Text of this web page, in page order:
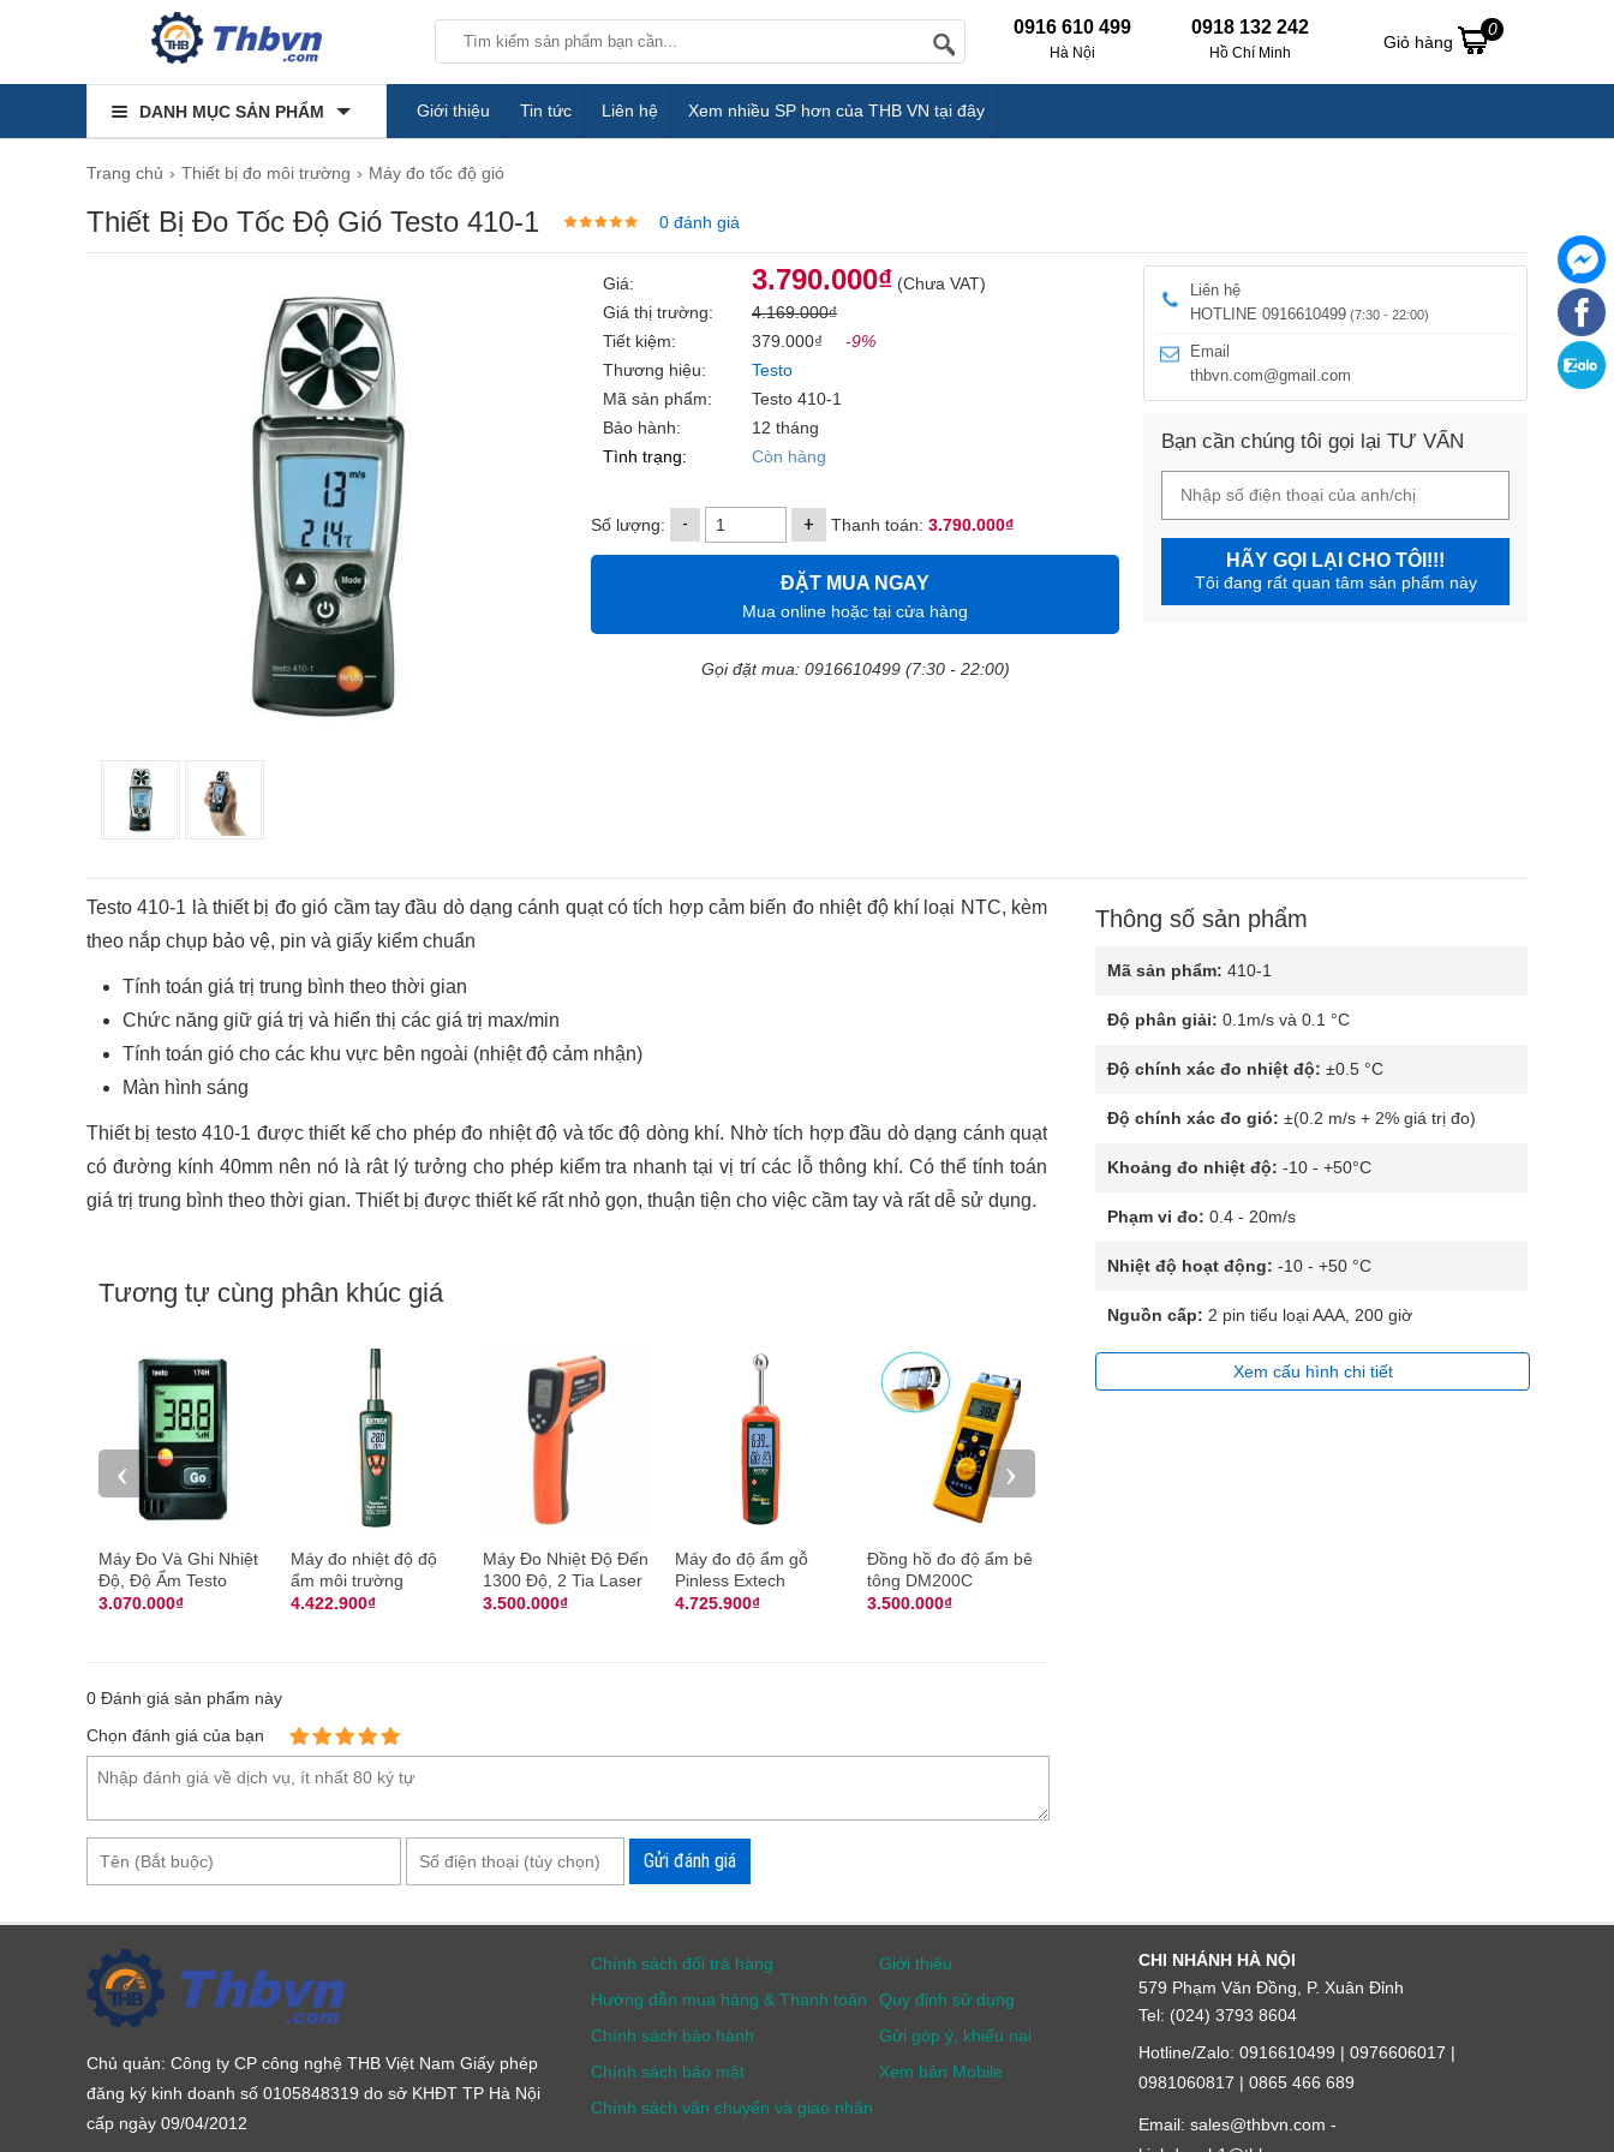
0916 610 499
Hà Nội
0918 132 242
Hồ Chí Minh
Giỏ hàng
0
DANH MỤC SẢN PHẨM Giới thiệu Tin tức Liên hệ Xem nhiều SP hơn của THB VN tại đây
Trang chủ Thiết bị đo môi trường Máy đo tốc độ gió
Thiết Bị Đo Tốc Độ Gió Testo 410-1 0 đánh giá
Giá: 3.790.000₫ (Chưa VAT)
Giá thị trường:
4.169.000₫
Tiết kiệm:
379.000₫
-9%
Thương hiệu:
Testo
Mã sản phẩm:
Testo 410-1
Bảo hành:
12 tháng
Tình trạng:
Còn hàng
Số lượng: - + Thanh toán: 3.790.000₫
ĐẶT MUA NGAY
Mua online hoặc tại cửa hàng
Gọi đặt mua: 0916610499 (7:30 - 22:00)
Liên hệ
HOTLINE 0916610499 (7:30 - 22:00)
Email
thbvn.com@gmail.com
Bạn cần chúng tôi gọi lại TƯ VẤN
HÃY GỌI LẠI CHO TÔI!!!
Tôi đang rất quan tâm sản phẩm này
Testo 410-1 là thiết bị đo gió cầm tay đầu dò dạng cánh quạt có tích hợp cảm biến đo nhiệt độ khí loại NTC, kèm
theo nắp chụp bảo vệ, pin và giấy kiểm chuẩn
Tính toán giá trị trung bình theo thời gian
Chức năng giữ giá trị và hiển thị các giá trị max/min
Tính toán gió cho các khu vực bên ngoài (nhiệt độ cảm nhận)
Màn hình sáng
Thiết bị testo 410-1 được thiết kế cho phép đo nhiệt độ và tốc độ dòng khí. Nhờ tích hợp đầu dò dạng cánh quạt
có đường kính 40mm nên nó là rât lý tưởng cho phép kiểm tra nhanh tại vị trí các lỗ thông khí. Có thể tính toán
giá trị trung bình theo thời gian. Thiết bị được thiết kế rất nhỏ gọn, thuận tiện cho việc cầm tay và rất dễ sử dụng.
Tương tự cùng phân khúc giá
Máy Đo Và Ghi Nhiệt
Độ, Độ Ẩm Testo
174H
3.070.000₫
Máy đo nhiệt độ độ
ẩm môi trường
Extech RH390
4.422.900₫
Máy Đo Nhiệt Độ Đến
1300 Độ, 2 Tia Laser
DT8013H
3.500.000₫
Máy đo độ ẩm gỗ
Pinless Extech
MO257
4.725.900₫
Đồng hồ đo độ ẩm bê
tông DM200C
3.500.000₫
‹ ›
0 Đánh giá sản phẩm này
Chọn đánh giá của bạn
Gửi đánh giá
Thông số sản phẩm
Mã sản phẩm: 410-1
Độ phân giải: 0.1m/s và 0.1 °C
Độ chính xác đo nhiệt độ: ±0.5 °C
Độ chính xác đo gió: ±(0.2 m/s + 2% giá trị đo)
Khoảng đo nhiệt độ: -10 - +50°C
Phạm vi đo: 0.4 - 20m/s
Nhiệt độ hoạt động: -10 - +50 °C
Nguồn cấp: 2 pin tiểu loại AAA, 200 giờ
Xem cấu hình chi tiết
Chủ quản: Công ty CP công nghệ THB Việt Nam Giấy phép
đăng ký kinh doanh số 0105848319 do sở KHĐT TP Hà Nội
cấp ngày 09/04/2012
Chính sách đổi trả hàng
Hướng dẫn mua hàng & Thanh toán
Chính sách bảo hành
Chính sách bảo mật
Chính sách vận chuyển và giao nhận
Giới thiệu
Quy định sử dụng
Gửi góp ý, khiếu nại
Xem bản Mobile
CHI NHÁNH HÀ NỘI
579 Phạm Văn Đồng, P. Xuân Đỉnh
Tel: (024) 3793 8604
Hotline/Zalo: 0916610499 | 0976606017 |
0981060817 | 0865 466 689
Email: sales@thbvn.com -